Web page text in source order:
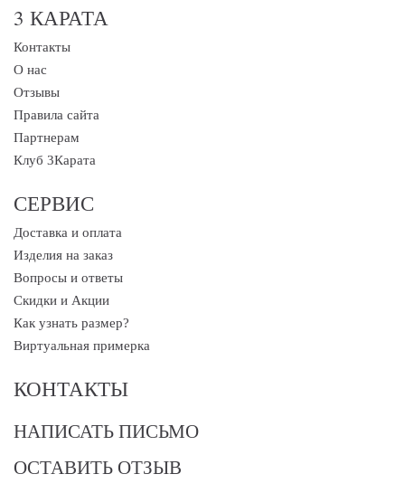
3 КАРАТА
Контакты
О нас
Отзывы
Правила сайта
Партнерам
Клуб 3Карата
СЕРВИС
Доставка и оплата
Изделия на заказ
Вопросы и ответы
Скидки и Акции
Как узнать размер?
Виртуальная примерка
КОНТАКТЫ
НАПИСАТЬ ПИСЬМО
ОСТАВИТЬ ОТЗЫВ